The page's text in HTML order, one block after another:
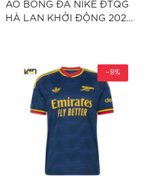
ÁO BÓNG ĐÁ NIKE ĐTQG
HÀ LAN KHỞI ĐỘNG 2026
-9%